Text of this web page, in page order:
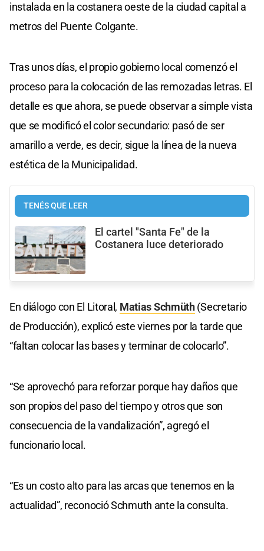
instalada en la costanera oeste de la ciudad capital a
metros del Puente Colgante.
Tras unos días, el propio gobierno local comenzó el
proceso para la colocación de las remozadas letras. El
detalle es que ahora, se puede observar a simple vista
que se modificó el color secundario: pasó de ser
amarillo a verde, es decir, sigue la línea de la nueva
estética de la Municipalidad.
TENÉS QUE LEER
El cartel "Santa Fe" de la
Costanera luce deteriorado
En diálogo con El Litoral, Matias Schmüth(Secretario
de Producción), explicó este viernes por la tarde que
“faltan colocar las bases y terminar de colocarlo”.
“Se aprovechó para reforzar porque hay daños que
son propios del paso del tiempo y otros que son
consecuencia de la vandalización”, agregó el
funcionario local.
“Es un costo alto para las arcas que tenemos en la
actualidad”, reconoció Schmuth ante la consulta.